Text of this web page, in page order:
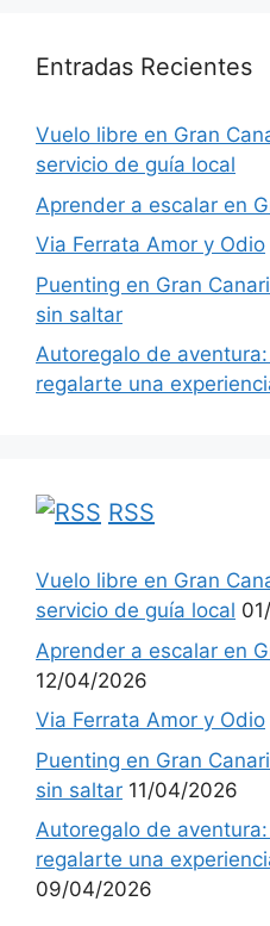
Entradas Recientes
Vuelo libre en Gran
servicio de guía local
Aprender a escalar en
Via Ferrata Amor y Odio
Puenting en Gran
sin saltar
Autoregalo de
regalarte una
RSS
Vuelo libre en Gran
servicio de guía local
Aprender a escalar en
12/04/2026
Via Ferrata Amor y Odio
Puenting en Gran
sin saltar 11/04/2026
Autoregalo de
regalarte una
09/04/2026